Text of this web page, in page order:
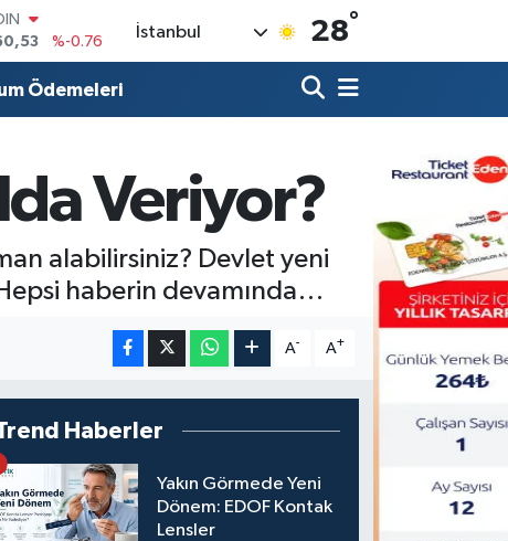
%1.44
İstanbul 28°
Ödemeleri
Veriyor?
alabilirsiniz? Devlet yeni
haberin devamında…
A- A+
Haberler
Yakın Görmede Yeni
Dönem: EDOF Kontak
Lensler